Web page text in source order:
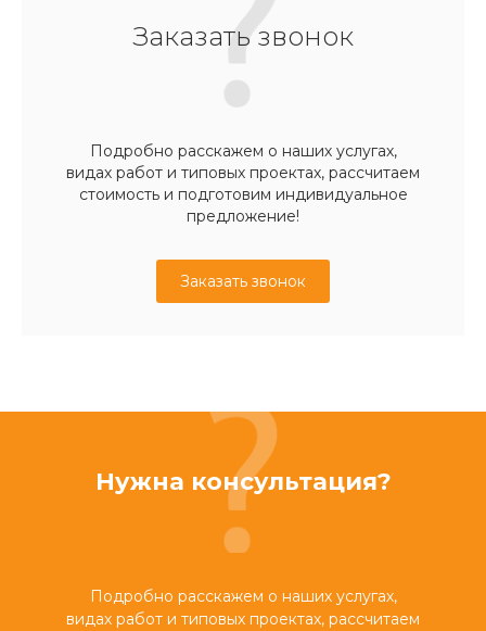
Заказать звонок
Подробно расскажем о наших услугах,
видах работ и типовых проектах, рассчитаем
стоимость и подготовим индивидуальное
предложение!
Заказать звонок
Нужна консультация?
Подробно расскажем о наших услугах,
видах работ и типовых проектах, рассчитаем